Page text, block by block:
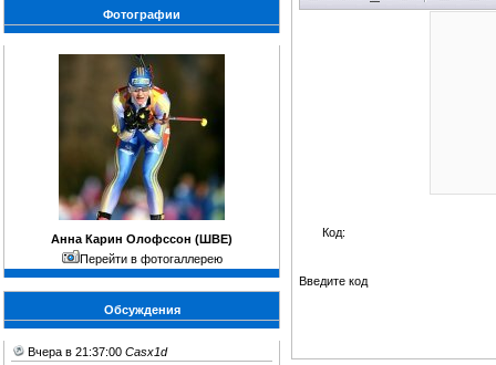
Фотографии
Анна Карин Олофссон (ШВЕ)
Перейти в фотогаллерею
Обсуждения
Вчера в 21:37:00 Casx1d
Код:
Введите код